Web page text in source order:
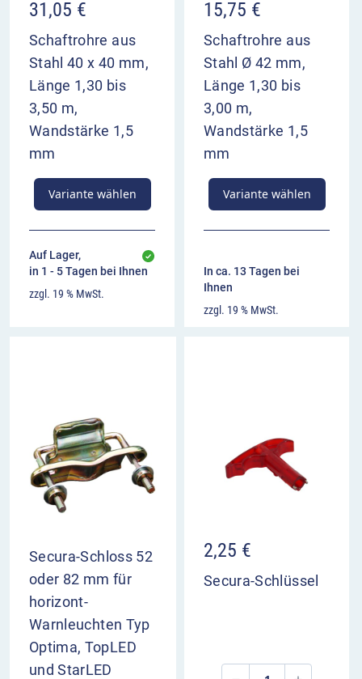
einzelnen Richtstrahler beträgt laut
Energiequelle kann ein Netzanschluss, ein
Akkumulator oder ein Fahrzeug genutzt
werden. Die Leuchte verfügt über
Nachtabsenkung, um Blendung bei Dunkelheit
zu vemeiden
Befestigung:
Die LED-Richtstrahler lassen sich
an fahrbaren Absperrtafeln und an Fahrzeugen
montieren oder mithilfe des an der
Halters 52 mm an Pfosten, Schaftrohren und
Bauzäunen sicher befestigen
31,05 €
Schaftrohre aus
Stahl 40 x 40 mm,
Länge 1,30 bis
3,50 m,
Wandstärke 1,5
mm
Variante wählen
Auf Lager,
in 1 - 5 Tagen bei Ihnen
zzgl. 19 % MwSt.
15,75 €
Schaftrohre aus
Stahl Ø 42 mm,
Länge 1,30 bis
3,00 m,
Wandstärke 1,5
mm
Variante wählen
In ca. 13 Tagen bei
Ihnen
zzgl. 19 % MwSt.
Secura-Schloss 52
oder 82 mm für
horizont-
Warnleuchten Typ
Optima, TopLED
und StarLED
2,25 €
Secura-Schlüssel